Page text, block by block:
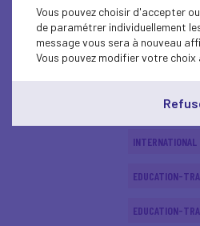
EDUCATION-
ECONOMY
EDUCATION-
EDUCATION-
Vous pouvez choisir d'accepter
de paramétrer individuellement
message vous sera à nouveau
Vous pouvez modifier votre